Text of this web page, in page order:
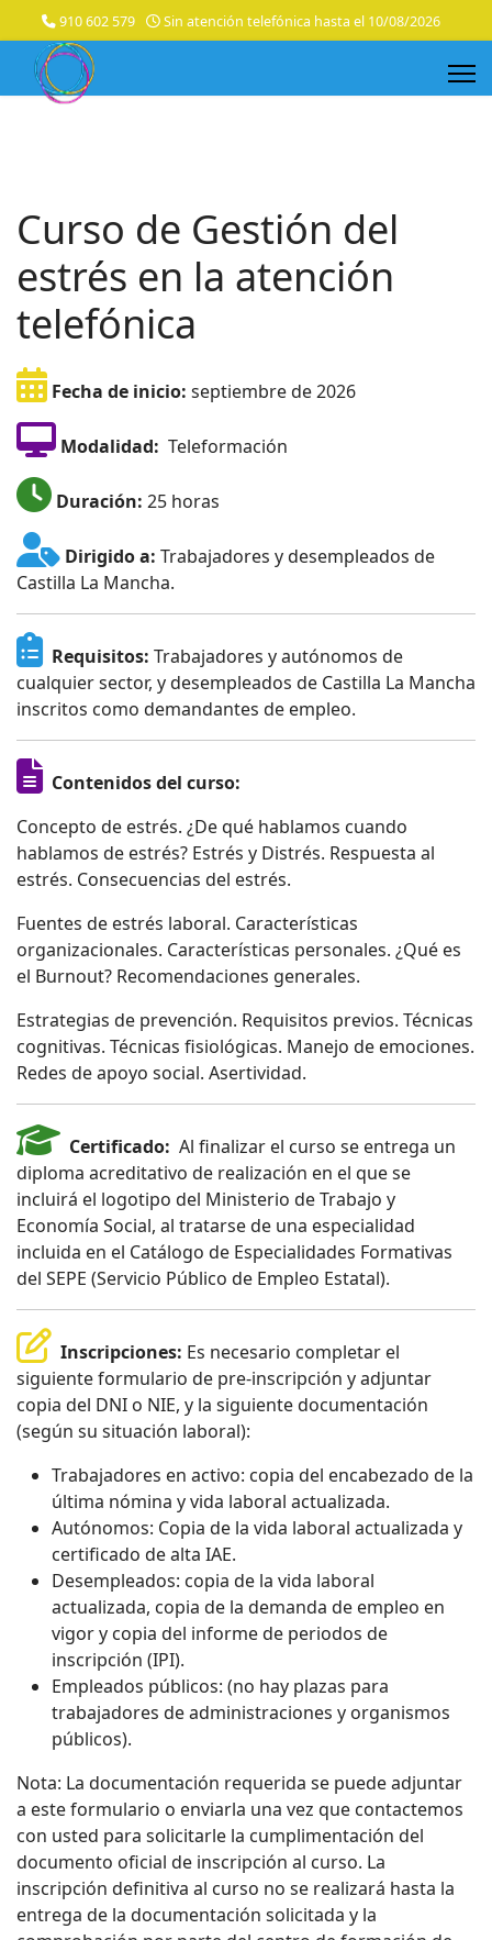
910 602 579 Sin atención telefónica hasta el 10/08/2026
Curso de Gestión del
estrés en la atención
telefónica
Fecha de inicio: septiembre de 2026
Modalidad: Teleformación
Duración: 25 horas
Dirigido a: Trabajadores y desempleados de
Castilla La Mancha.
Requisitos: Trabajadores y autónomos de
cualquier sector, y desempleados de Castilla La Mancha
inscritos como demandantes de empleo.
Contenidos del curso:
Concepto de estrés. ¿De qué hablamos cuando
hablamos de estrés? Estrés y Distrés. Respuesta al
estrés. Consecuencias del estrés.
Fuentes de estrés laboral. Características
organizacionales. Características personales. ¿Qué es
el Burnout? Recomendaciones generales.
Estrategias de prevención. Requisitos previos. Técnicas
cognitivas. Técnicas fisiológicas. Manejo de emociones.
Redes de apoyo social. Asertividad.
Certificado: Al finalizar el curso se entrega un
diploma acreditativo de realización en el que se
incluirá el logotipo del Ministerio de Trabajo y
Economía Social, al tratarse de una especialidad
incluida en el Catálogo de Especialidades Formativas
del SEPE (Servicio Público de Empleo Estatal).
Inscripciones: Es necesario completar el
siguiente formulario de pre-inscripción y adjuntar
copia del DNI o NIE, y la siguiente documentación
(según su situación laboral):
Trabajadores en activo: copia del encabezado de la
última nómina y vida laboral actualizada.
Autónomos: Copia de la vida laboral actualizada y
certificado de alta IAE.
Desempleados: copia de la vida laboral
actualizada, copia de la demanda de empleo en
vigor y copia del informe de periodos de
inscripción (IPI).
Empleados públicos: (no hay plazas para
trabajadores de administraciones y organismos
públicos).
Nota: La documentación requerida se puede adjuntar
a este formulario o enviarla una vez que contactemos
con usted para solicitarle la cumplimentación del
documento oficial de inscripción al curso. La
inscripción definitiva al curso no se realizará hasta la
entrega de la documentación solicitada y la